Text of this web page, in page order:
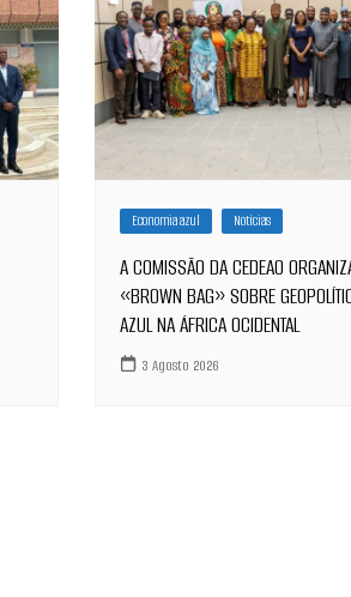
Economia azul Notícias
A COMISSÃO DA CEDEAO
«BROWN BAG» SOBRE
AZUL NA ÁFRICA OCIDENTAL
3 Agosto 2026